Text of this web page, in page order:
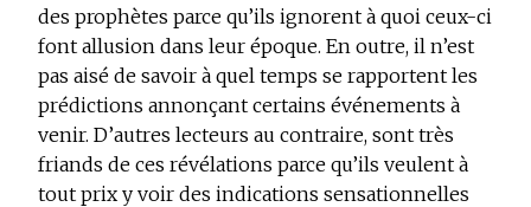
des prophètes parce qu’ils ignorent à quoi ceux-ci
font allusion dans leur époque. En outre, il n’est
pas aisé de savoir à quel temps se rapportent les
prédictions annonçant certains événements à
venir. D’autres lecteurs au contraire, sont très
friands de ces révélations parce qu’ils veulent à
tout prix y voir des indications sensationnelles